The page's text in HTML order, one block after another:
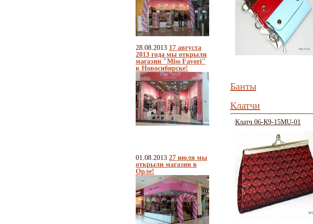
28.08.2013 17 августа
2013 года мы открыли
магазин "Miss Favori"
в Новосибирске!
01.08.2013 27 июля мы
открыли магазин в
Орле!
Банты
Клатчи
Клатч 06-К9-15MU-01